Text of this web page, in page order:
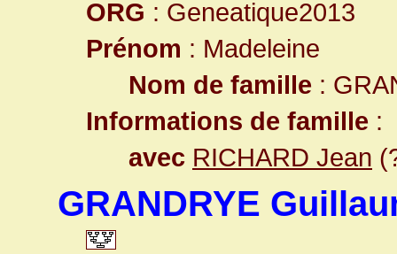
ORG : Geneatique2013
Prénom : Madeleine
Nom de famille :
Informations de famille :
avec RICHARD Jean
GRANDRYE